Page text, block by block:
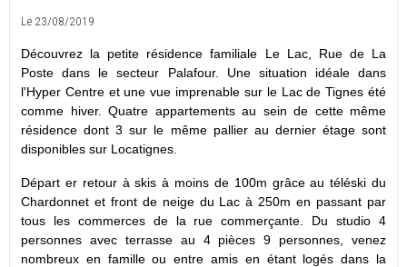
Le 23/08/2019
Découvrez la petite résidence familiale Le Lac, Rue de La
Poste dans le secteur Palafour. Une situation idéale dans
l'Hyper Centre et une vue imprenable sur le Lac de Tignes été
comme hiver. Quatre appartements au sein de cette même
résidence dont 3 sur le même pallier au dernier étage sont
disponibles sur Locatignes.
Départ er retour à skis à moins de 100m grâce au téléski du
Chardonnet et front de neige du Lac à 250m en passant par
tous les commerces de la rue commerçante. Du studio 4
personnes avec terrasse au 4 pièces 9 personnes, venez
nombreux en famille ou entre amis en étant logés dans la